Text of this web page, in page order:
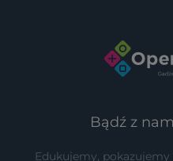
Bądź z
Edukujemy,